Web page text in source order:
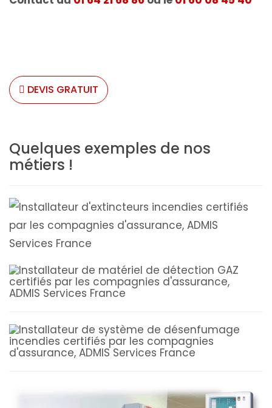
DEVIS GRATUIT
Quelques exemples de nos
métiers !